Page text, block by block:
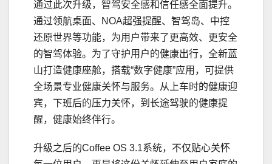
通过此次升级，智驾安全感和信任感全面提升。
通过领航桌面、NOA超强提醒、智驾岛、中控
还原世界等功能，为用户带来了更高效、更安全
的智驾体验。为了守护用户的健康出行，全新蓝
山打造健康座舱，搭载“数字健康”应用，可提供
全场景专业健康关怀与服务。从上车时的健康迎
宾，下班后的压力关怀，到长途驾驶的健康提
醒，健康始终伴行。
升级之后的Coffee OS 3.1系统，不仅贴心关怀